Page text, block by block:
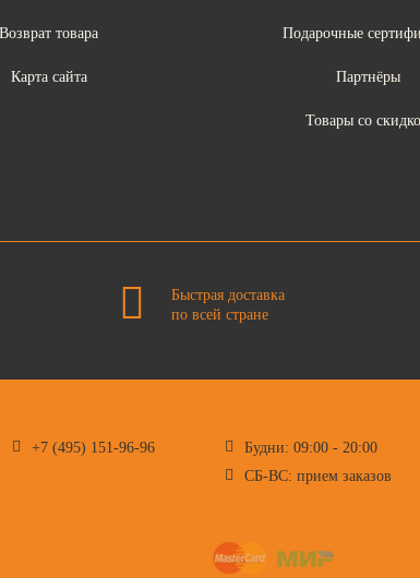
Возврат товара
Карта сайта
Подарочные
Партнёры
Товары со
Быстрая доставка
по всей стране
+7 (495) 151-96-96
Будни: 09:00 - 20:00
СБ-ВС: прием заказов